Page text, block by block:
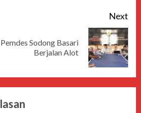
Next
Sodong Basari
Berjalan Alot